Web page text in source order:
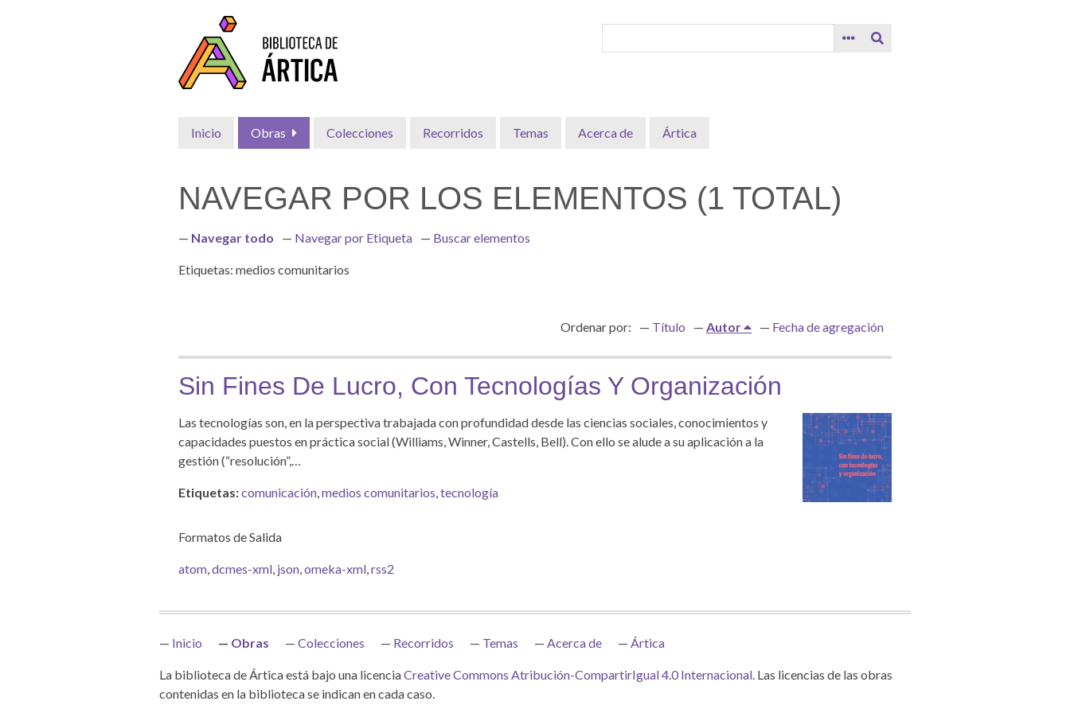
Inicio Obras Colecciones Recorridos Temas Acerca de Ártica
NAVEGAR POR LOS ELEMENTOS (1 TOTAL)
Navegar todo Navegar por Etiqueta Buscar elementos
Etiquetas: medios comunitarios
Ordenar por: Título Autor Fecha de agregación
Sin Fines De Lucro, Con Tecnologías Y Organización
Las tecnologías son, en la perspectiva trabajada con profundidad desde las ciencias sociales, conocimientos y
capacidades puestos en práctica social (Williams, Winner, Castells, Bell). Con ello se alude a su aplicación a la
gestión (“resolución”,…
Etiquetas:comunicación,medios comunitarios,tecnología
Formatos de Salida
atom,dcmes-xml, json,omeka-xml,rss2
Inicio Obras Colecciones Recorridos Temas Acerca de Ártica
La biblioteca de Ártica está bajo una licenciaCreative Commons Atribución-CompartirIgual 4.0 Internacional. Las licencias de las obras
contenidas en la biblioteca se indican en cada caso.